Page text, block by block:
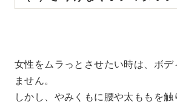
女性をムラっとさせたい時は、ボ
ません。
しかし、やみくもに腰や太ももを